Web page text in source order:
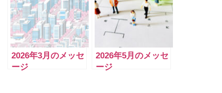
2026年3月のメッセ
ージ
2026年5月のメッセ
ージ